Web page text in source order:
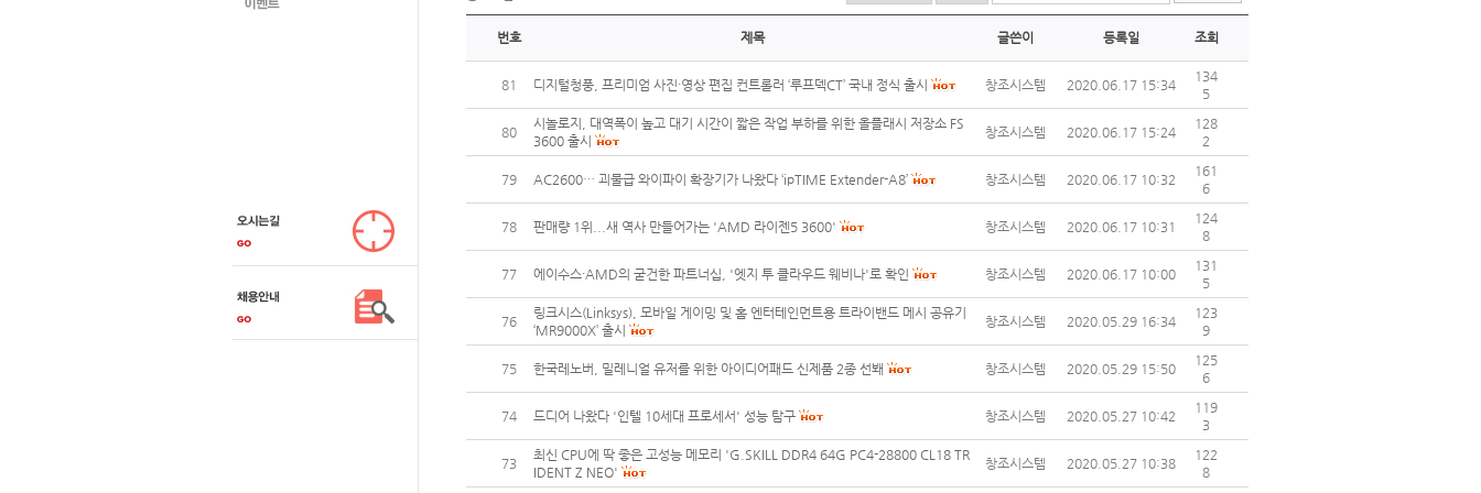
번호 제목 글쓴이 등록일 조회
81 디지털청풍, 프리미엄 사진·영상 편집 컨트롤러 ‘루프덱CT’ 국내 정식 출시 창조시스템 2020.06.17 15:34
134
5
80
시놀로지, 대역폭이 높고 대기 시간이 짧은 작업 부하를 위한 올플래시 저장소 FS
3600 출시
창조시스템 2020.06.17 15:24
128
2
79 AC2600… 괴물급 와이파이 확장기가 나왔다 ‘ipTIME Extender-A8’ 창조시스템 2020.06.17 10:32
161
6
78 판매량 1위...새 역사 만들어가는 'AMD 라이젠5 3600' 창조시스템 2020.06.17 10:31
124
8
77 에이수스·AMD의 굳건한 파트너십, '엣지 투 클라우드 웨비나'로 확인 창조시스템 2020.06.17 10:00
131
5
76
링크시스(Linksys), 모바일 게이밍 및 홈 엔터테인먼트용 트라이밴드 메시 공유기
‘MR9000X’ 출시
창조시스템 2020.05.29 16:34
123
9
75 한국레노버, 밀레니얼 유저를 위한 아이디어패드 신제품 2종 선봬 창조시스템 2020.05.29 15:50
125
6
74 드디어 나왔다 '인텔 10세대 프로세서' 성능 탐구 창조시스템 2020.05.27 10:42
119
3
73
최신 CPU에 딱 좋은 고성능 메모리 'G.SKILL DDR4 64G PC4-28800 CL18 TR
IDENT Z NEO'
창조시스템 2020.05.27 10:38
122
8